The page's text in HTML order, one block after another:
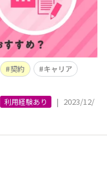
契約 キャリア
利用経験あり | 2023/12/